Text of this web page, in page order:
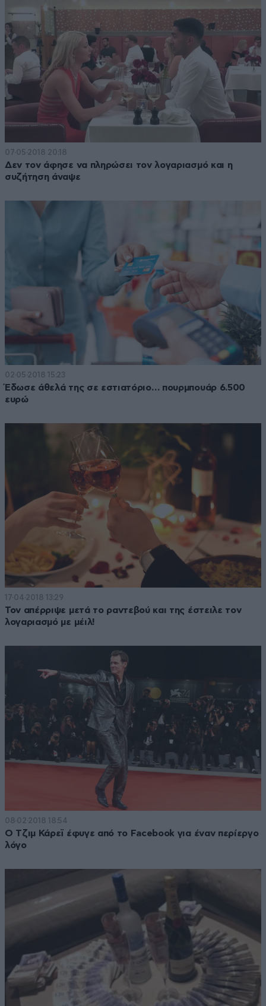
07·05·2018 20:18
Δεν τον άφησε να πληρώσει τον λογαριασμό και η
συζήτηση άναψε
02·05·2018 15:23
Έδωσε άθελά της σε εστιατόριο… πουρμπουάρ 6.500
ευρώ
17·04·2018 13:29
Τον απέρριψε μετά το ραντεβού και της έστειλε τον
λογαριασμό με μέιλ!
08·02·2018 18:54
Ο Τζιμ Κάρεϊ έφυγε από το Facebook για έναν περίεργο
λόγο